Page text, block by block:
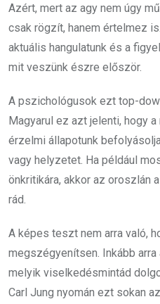
Azért, mert az agy nem úgy
csak rögzít, hanem értelmez
aktuális hangulatunk és a
mit veszünk észre először.
A pszichológusok ezt top-
Magyarul ez azt jelenti, hogy
érzelmi állapotunk
vagy helyzetet. Ha például
önkritikára, akkor az oroszlán
rád.
A képes teszt nem arra való,
megszégyenítsen. Inkább
melyik viselkedésmintád
Carl Jung nyomán ezt sokan